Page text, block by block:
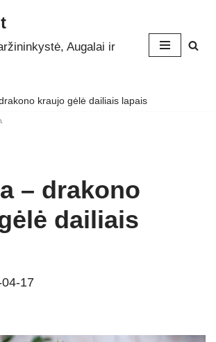
Augalai ir
kraujo gėlė dailiais lapais
– drakono
dailiais
17